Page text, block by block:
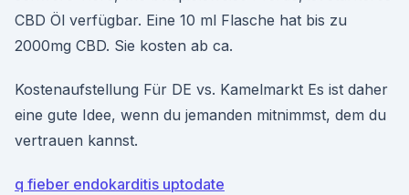
CBD Öl verfügbar. Eine 10 ml Flasche hat bis zu
2000mg CBD. Sie kosten ab ca.
Kostenaufstellung Für DE vs. Kamelmarkt Es ist daher
eine gute Idee, wenn du jemanden mitnimmst, dem du
vertrauen kannst.
q fieber endokarditis uptodate